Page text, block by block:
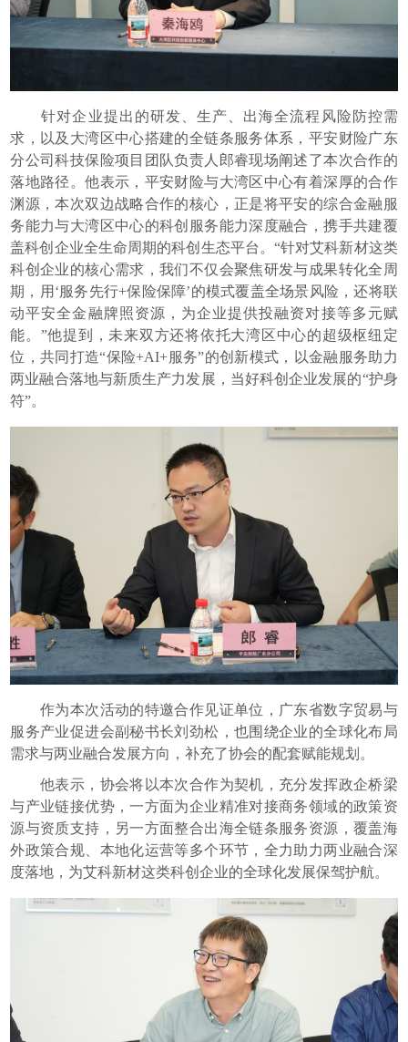
针对企业提出的研发、生产、出海全流程风险防控需
求，以及大湾区中心搭建的全链条服务体系，平安财险广东
分公司科技保险项目团队负责人郎睿现场阐述了本次合作的
落地路径。他表示，平安财险与大湾区中心有着深厚的合作
渊源，本次双边战略合作的核心，正是将平安的综合金融服
务能力与大湾区中心的科创服务能力深度融合，携手共建覆
盖科创企业全生命周期的科创生态平台。“针对艾科新材这类
科创企业的核心需求，我们不仅会聚焦研发与成果转化全周
期，用‘服务先行+保险保障’的模式覆盖全场景风险，还将联
动平安全金融牌照资源，为企业提供投融资对接等多元赋
能。”他提到，未来双方还将依托大湾区中心的超级枢纽定
位，共同打造“保险+AI+服务”的创新模式，以金融服务助力
两业融合落地与新质生产力发展，当好科创企业发展的“护身
符”。
作为本次活动的特邀合作见证单位，广东省数字贸易与
服务产业促进会副秘书长刘劲松，也围绕企业的全球化布局
需求与两业融合发展方向，补充了协会的配套赋能规划。
他表示，协会将以本次合作为契机，充分发挥政企桥梁
与产业链接优势，一方面为企业精准对接商务领域的政策资
源与资质支持，另一方面整合出海全链条服务资源，覆盖海
外政策合规、本地化运营等多个环节，全力助力两业融合深
度落地，为艾科新材这类科创企业的全球化发展保驾护航。